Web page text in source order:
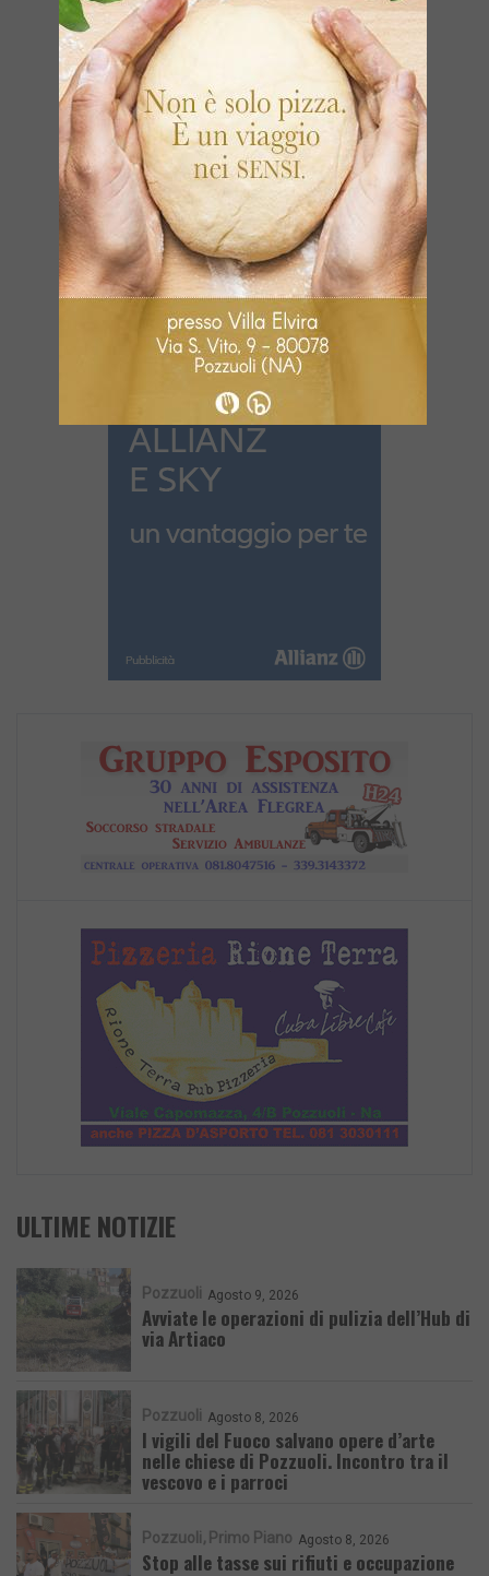
ULTIME NOTIZIE
Pozzuoli Agosto 9, 2026
Avviate le operazioni di pulizia dell’Hub di
via Artiaco
Pozzuoli Agosto 8, 2026
I vigili del Fuoco salvano opere d’arte
nelle chiese di Pozzuoli. Incontro tra il
vescovo e i parroci
Pozzuoli Primo Piano Agosto 8, 2026
Stop alle tasse sui rifiuti e occupazione